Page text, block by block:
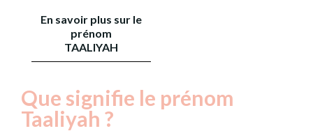
En savoir plus sur le
prénom
TAALIYAH
Que signifie le prénom
Taaliyah ?